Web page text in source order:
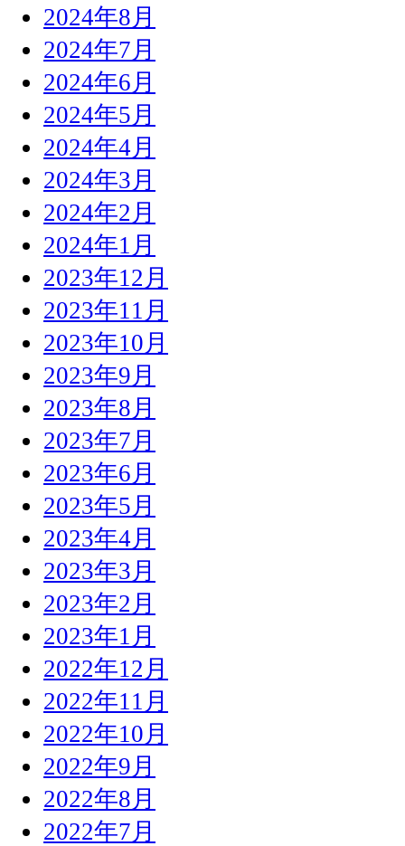
2024年8月
2024年7月
2024年6月
2024年5月
2024年4月
2024年3月
2024年2月
2024年1月
2023年12月
2023年11月
2023年10月
2023年9月
2023年8月
2023年7月
2023年6月
2023年5月
2023年4月
2023年3月
2023年2月
2023年1月
2022年12月
2022年11月
2022年10月
2022年9月
2022年8月
2022年7月